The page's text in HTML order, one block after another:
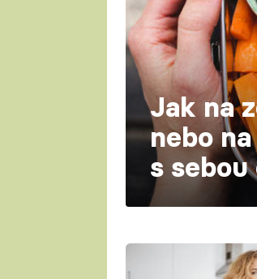
Jak na
nebo
s